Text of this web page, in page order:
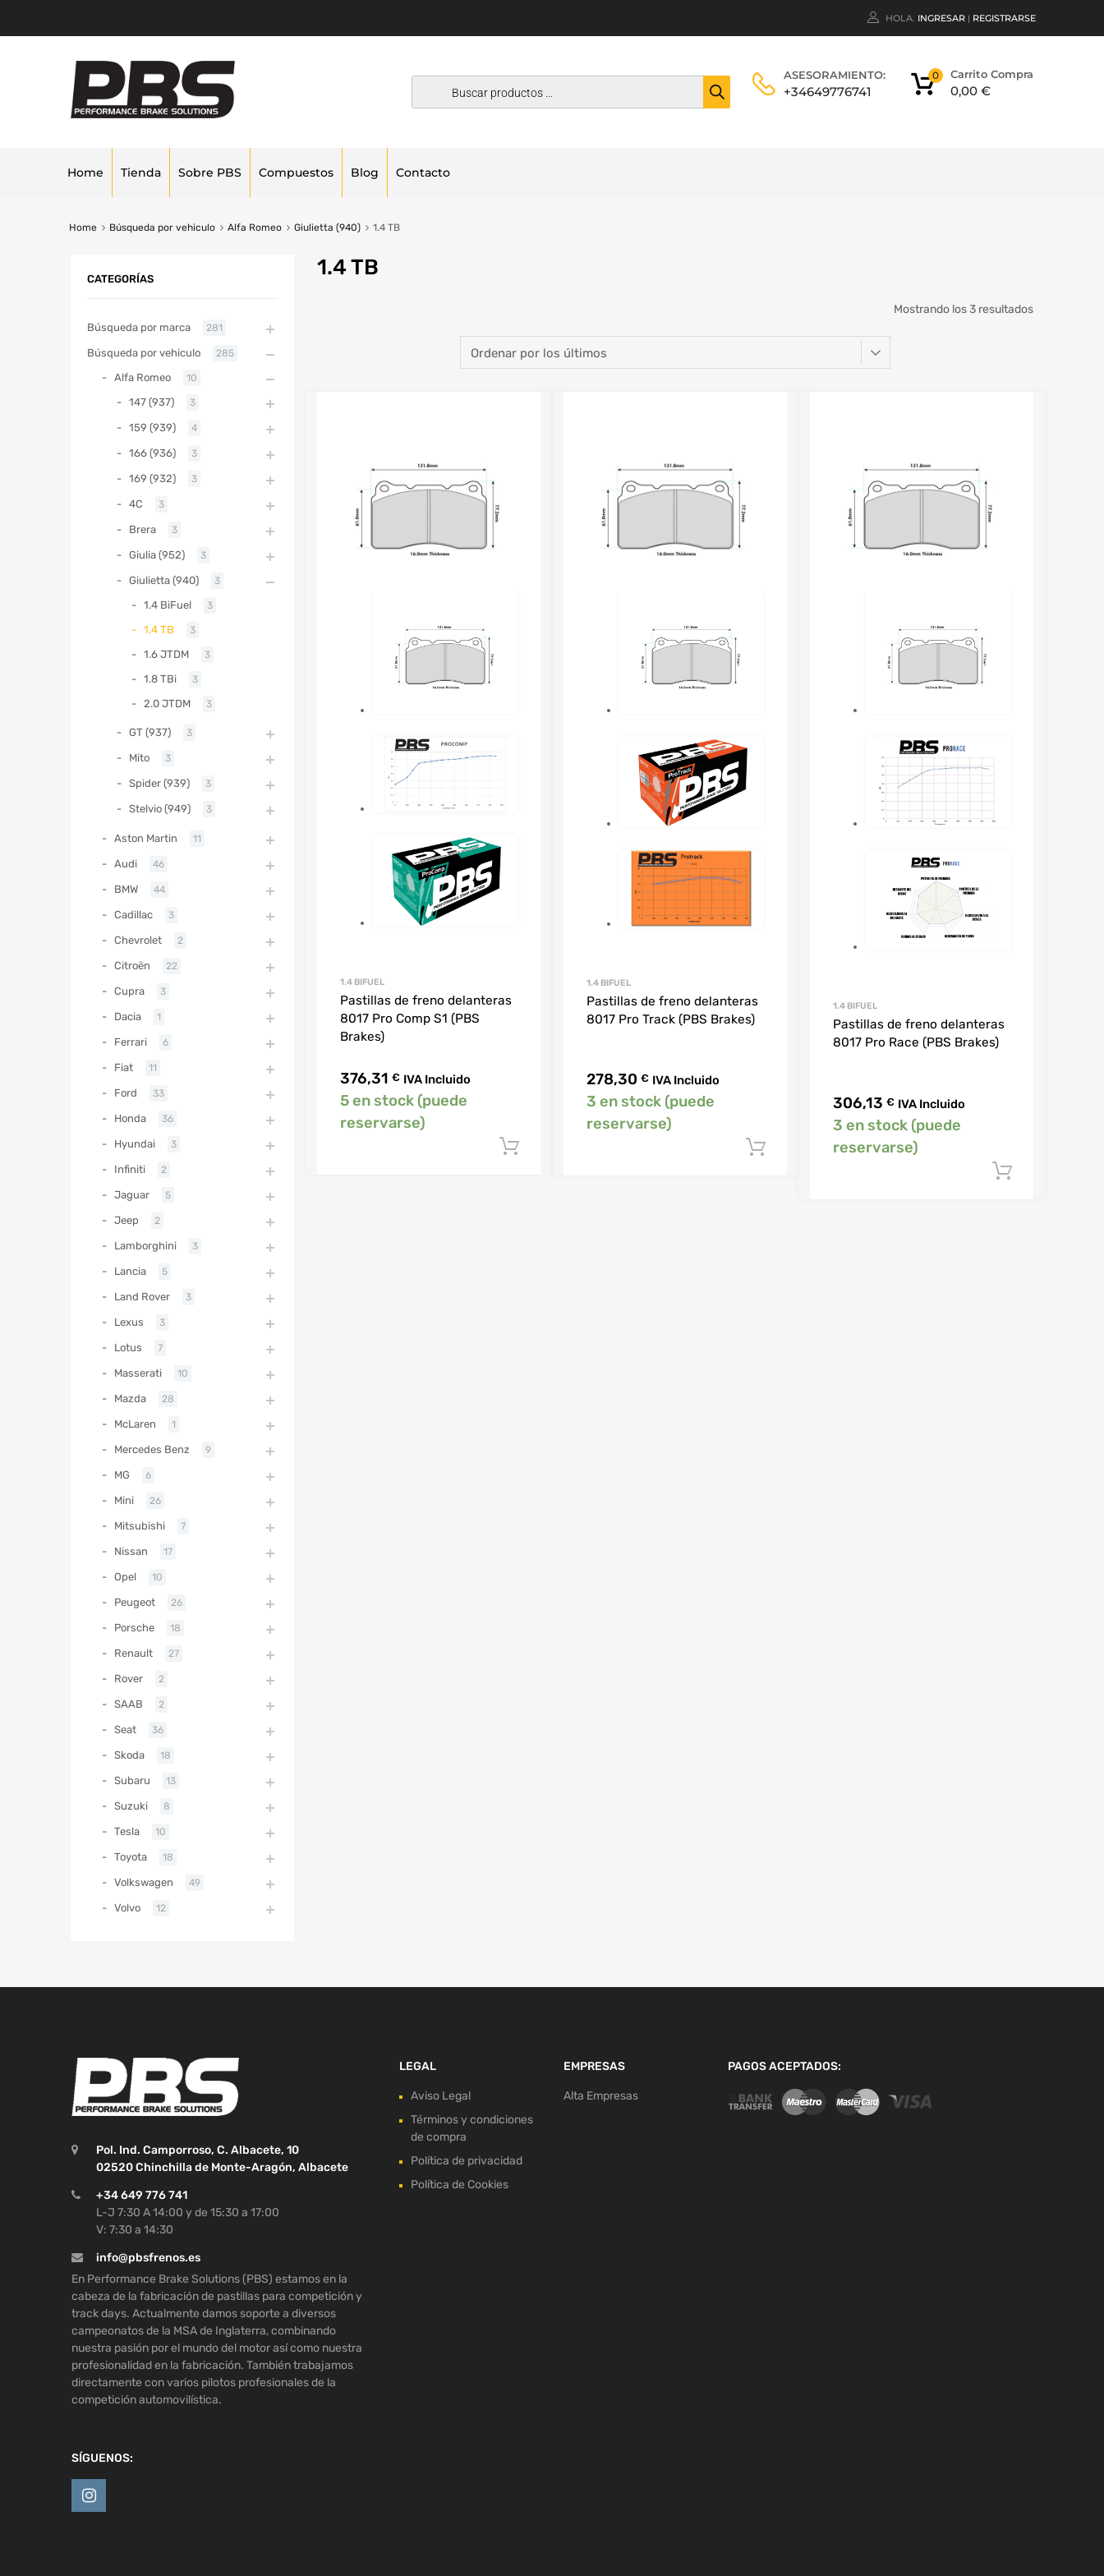
HOLA. INGRESAR | REGISTRARSE
ASESORAMIENTO:
+34649776741
Carrito Compra
0,00 €
0
Home Tienda Sobre PBS Compuestos Blog Contacto
Home Búsqueda por vehiculo Alfa Romeo Giulietta (940) 1.4 TB
1.4 TB
Mostrando los 3 resultados
1.4 BIFUEL
Pastillas de freno delanteras
8017 Pro Comp S1 (PBS
Brakes)
376,31 € IVA Incluido
5 en stock (puede
reservarse)
1.4 BIFUEL
Pastillas de freno delanteras
8017 Pro Track (PBS Brakes)
278,30 € IVA Incluido
3 en stock (puede
reservarse)
Añadir al carrito
1.4 BIFUEL
Pastillas de freno delanteras
8017 Pro Race (PBS Brakes)
306,13 € IVA Incluido
3 en stock (puede
reservarse)
CATEGORÍAS
Búsqueda por marca 281
Búsqueda por vehiculo 285
Alfa Romeo 10
147 (937) 3
159 (939) 4
166 (936) 3
169 (932) 3
4C 3
Brera 3
Giulia (952) 3
Giulietta (940) 3
1.4 BiFuel 3
1.4 TB 3
1.6 JTDM 3
1.8 TBi 3
2.0 JTDM 3
GT (937) 3
Mito 3
Spider (939) 3
Stelvio (949) 3
Aston Martin 11
Audi 46
BMW 44
Cadillac 3
Chevrolet 2
Citroën 22
Cupra 3
Dacia 1
Ferrari 6
Fiat 11
Ford 33
Honda 36
Hyundai 3
Infiniti 2
Jaguar 5
Jeep 2
Lamborghini 3
Lancia 5
Land Rover 3
Lexus 3
Lotus 7
Masserati 10
Mazda 28
McLaren 1
Mercedes Benz 9
MG 6
Mini 26
Mitsubishi 7
Nissan 17
Opel 10
Peugeot 26
Porsche 18
Renault 27
Rover 2
SAAB 2
Seat 36
Skoda 18
Subaru 13
Suzuki 8
Tesla 10
Toyota 18
Volkswagen 49
Volvo 12
Pol. Ind. Camporroso, C. Albacete, 10
02520 Chinchilla de Monte-Aragón, Albacete
+34 649 776 741
L-J 7:30 A 14:00 y de 15:30 a 17:00
V: 7:30 a 14:30
info@pbsfrenos.es
En Performance Brake Solutions (PBS) estamos en la
cabeza de la fabricación de pastillas para competición y
track days. Actualmente damos soporte a diversos
campeonatos de la MSA de Inglaterra, combinando
nuestra pasión por el mundo del motor así como nuestra
profesionalidad en la fabricación. También trabajamos
directamente con varios pilotos profesionales de la
competición automovilística.
SÍGUENOS:
LEGAL
Aviso Legal
Términos y condiciones
de compra
Política de privacidad
Política de Cookies
EMPRESAS
Alta Empresas
PAGOS ACEPTADOS: